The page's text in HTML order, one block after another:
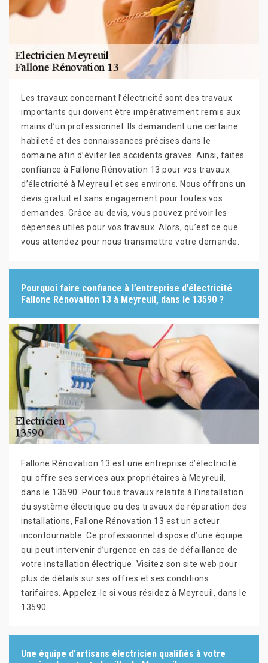
Les travaux concernant l’électricité sont des travaux
importants qui doivent être impérativement remis aux
mains d’un professionnel. Ils demandent une certaine
habileté et des connaissances précises dans le
domaine afin d’éviter les accidents graves. Ainsi, faites
confiance à Fallone Rénovation 13 pour vos travaux
d’électricité à Meyreuil et ses environs. Nous offrons un
devis gratuit et sans engagement pour toutes vos
demandes. Grâce au devis, vous pouvez prévoir les
dépenses utiles pour vos travaux. Alors, qu’est ce que
vous attendez pour nous transmettre votre demande.
Pourquoi faire confiance à l’entreprise d’électricité
Fallone Rénovation 13 à Meyreuil, dans le 13590 ?
Fallone Rénovation 13 est une entreprise d’électricité
qui offre ses services aux propriétaires à Meyreuil,
dans le 13590. Pour tous travaux relatifs à l’installation
du système électrique ou des travaux de réparation des
installations, Fallone Rénovation 13 est un acteur
incontournable. Ce professionnel dispose d’une équipe
qui peut intervenir d’urgence en cas de défaillance de
votre installation électrique. Visitez son site web pour
plus de détails sur ses offres et ses conditions
tarifaires. Appelez-le si vous résidez à Meyreuil, dans le
13590.
Une équipe d’artisans électricien qualifiés à votre